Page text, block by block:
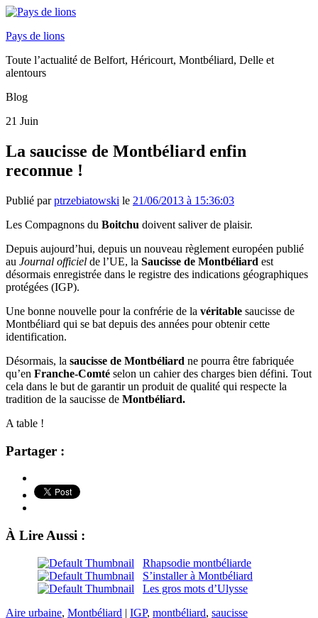
Pays de lions
Toute l’actualité de Belfort, Héricourt, Montbéliard, Delle et
alentours
Blog
21 Juin
La saucisse de Montbéliard enfin
reconnue !
Publié parptrzebiatowski le 21/06/2013 à 15:36:03
Les Compagnons du Boitchu doivent saliver de plaisir.
Depuis aujourd’hui, depuis un nouveau règlement européen publié
au Journal officiel de l’UE, la Saucisse de Montbéliard est
désormais enregistrée dans le registre des indications géographiques
protégées (IGP).
Une bonne nouvelle pour la confrérie de la véritable saucisse de
Montbéliard qui se bat depuis des années pour obtenir cette
identification.
Désormais, la saucisse de Montbéliard ne pourra être fabriquée
qu’en Franche-Comté selon un cahier des charges bien défini. Tout
cela dans le but de garantir un produit de qualité qui respecte la
tradition de la saucisse de Montbéliard.
A table !
Partager :
À Lire Aussi :
Rhapsodie montbéliarde
S’installer à Montbéliard
Les gros mots d’Ulysse
Aire urbaine, Montbéliard | IGP, montbéliard, saucisse